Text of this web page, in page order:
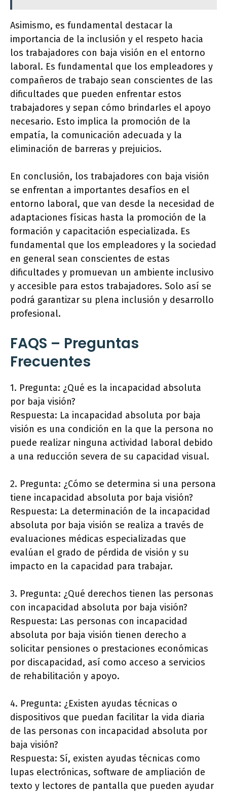
Asimismo, es fundamental destacar la
importancia de la inclusión y el respeto hacia
los trabajadores con baja visión en el entorno
laboral. Es fundamental que los empleadores y
compañeros de trabajo sean conscientes de las
dificultades que pueden enfrentar estos
trabajadores y sepan cómo brindarles el apoyo
necesario. Esto implica la promoción de la
empatía, la comunicación adecuada y la
eliminación de barreras y prejuicios.
En conclusión, los trabajadores con baja visión
se enfrentan a importantes desafíos en el
entorno laboral, que van desde la necesidad de
adaptaciones físicas hasta la promoción de la
formación y capacitación especializada. Es
fundamental que los empleadores y la sociedad
en general sean conscientes de estas
dificultades y promuevan un ambiente inclusivo
y accesible para estos trabajadores. Solo así se
podrá garantizar su plena inclusión y desarrollo
profesional.
FAQS – Preguntas
Frecuentes
1. Pregunta: ¿Qué es la incapacidad absoluta
por baja visión?
Respuesta: La incapacidad absoluta por baja
visión es una condición en la que la persona no
puede realizar ninguna actividad laboral debido
a una reducción severa de su capacidad visual.
2. Pregunta: ¿Cómo se determina si una persona
tiene incapacidad absoluta por baja visión?
Respuesta: La determinación de la incapacidad
absoluta por baja visión se realiza a través de
evaluaciones médicas especializadas que
evalúan el grado de pérdida de visión y su
impacto en la capacidad para trabajar.
3. Pregunta: ¿Qué derechos tienen las personas
con incapacidad absoluta por baja visión?
Respuesta: Las personas con incapacidad
absoluta por baja visión tienen derecho a
solicitar pensiones o prestaciones económicas
por discapacidad, así como acceso a servicios
de rehabilitación y apoyo.
4. Pregunta: ¿Existen ayudas técnicas o
dispositivos que puedan facilitar la vida diaria
de las personas con incapacidad absoluta por
baja visión?
Respuesta: Sí, existen ayudas técnicas como
lupas electrónicas, software de ampliación de
texto y lectores de pantalla que pueden ayudar